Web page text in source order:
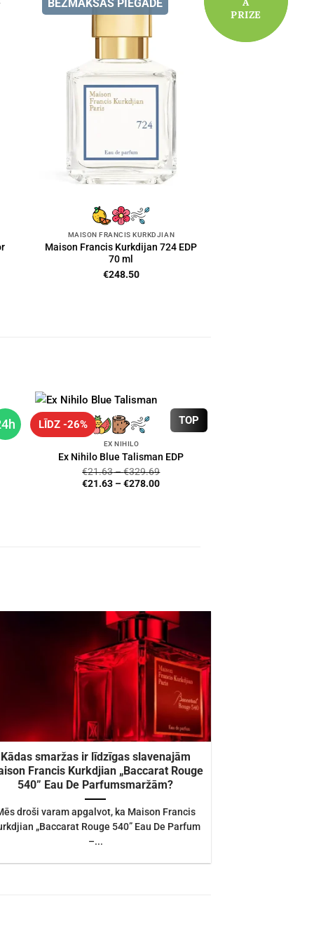
BEZMAKSAS PIEGĀDE
MAISON FRANCIS KURKDJIAN
Maison Francis Kurkdijan 724 EDP
70 ml
€248.50
TOP
LĪDZ -26%
EX NIHILO
Ex Nihilo Blue Talisman EDP
€21.63–€329.69
€21.63 –€278.00
Kādas smaržas ir līdzīgas slavenajām
Francis Kurkdjian „Baccarat Rouge
540” Eau De Parfumsmaržām?
droši varam apgalvot, ka Maison Francis
„Baccarat Rouge 540” Eau De Parfum
–...
PRIZE
PRIZE